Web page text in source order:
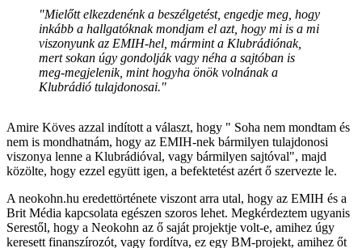
"Mielőtt elkezdenénk a beszélgetést, engedje meg, hogy
inkább a hallgatóknak mondjam el azt, hogy mi is a mi
viszonyunk az EMIH-hel, mármint a Klubrádiónak,
mert sokan úgy gondolják vagy néha a sajtóban is
meg-megjelenik, mint hogyha önök volnának a
Klubrádió tulajdonosai."
Amire Köves azzal indított a választ, hogy " Soha nem mondtam és
nem is mondhatnám, hogy az EMIH-nek bármilyen tulajdonosi
viszonya lenne a Klubrádióval, vagy bármilyen sajtóval", majd
közölte, hogy ezzel együtt igen, a befektetést azért ő szervezte le.
A neokohn.hu eredettörténete viszont arra utal, hogy az EMIH és a
Brit Média kapcsolata egészen szoros lehet. Megkérdeztem ugyanis
Serestől, hogy a Neokohn az ő saját projektje volt-e, amihez úgy
keresett finanszírozót, vagy fordítva, ez egy BM-projekt, amihez őt